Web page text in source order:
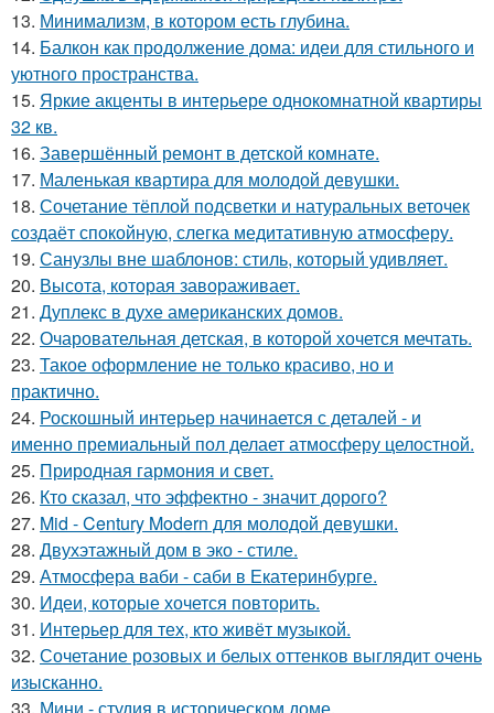
13. Минимализм, в котором есть глубина.
14. Балкон как продолжение дома: идеи для стильного и
уютного пространства.
15. Яркие акценты в интерьере однокомнатной квартиры
32 кв.
16. Завершённый ремонт в детской комнате.
17. Маленькая квартира для молодой девушки.
18. Сочетание тёплой подсветки и натуральных веточек
создаёт спокойную, слегка медитативную атмосферу.
19. Санузлы вне шаблонов: стиль, который удивляет.
20. Высота, которая завораживает.
21. Дуплекс в духе американских домов.
22. Очаровательная детская, в которой хочется мечтать.
23. Такое оформление не только красиво, но и
практично.
24. Роскошный интерьер начинается с деталей - и
именно премиальный пол делает атмосферу целостной.
25. Природная гармония и свет.
26. Кто сказал, что эффектно - значит дорого?
27. Mid - Century Modern для молодой девушки.
28. Двухэтажный дом в эко - стиле.
29. Атмосфера ваби - саби в Екатеринбурге.
30. Идеи, которые хочется повторить.
31. Интерьер для тех, кто живёт музыкой.
32. Сочетание розовых и белых оттенков выглядит очень
изысканно.